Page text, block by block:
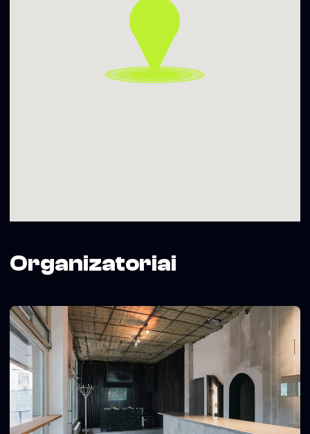
Organizatoriai